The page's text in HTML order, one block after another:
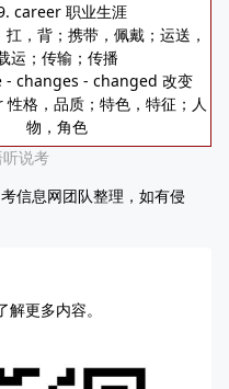
career 职业生涯
，背；携带，佩戴；运送，
运；传输；传播
- changes - changed 改变
格，品质；特色，特征；人
物，角色
说考
信息网团队整理，如有侵
更多内容。